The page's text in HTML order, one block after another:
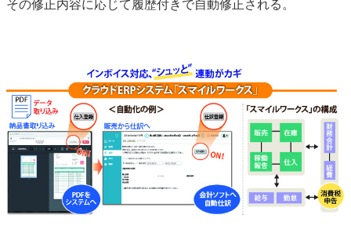
その修正内容に応じて履歴付きで自動修正される。